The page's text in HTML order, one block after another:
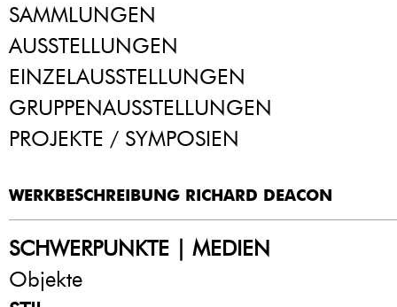
SAMMLUNGEN
AUSSTELLUNGEN
EINZELAUSSTELLUNGEN
GRUPPENAUSSTELLUNGEN
PROJEKTE / SYMPOSIEN
WERKBESCHREIBUNG RICHARD DEACON
SCHWERPUNKTE | MEDIEN
Objekte